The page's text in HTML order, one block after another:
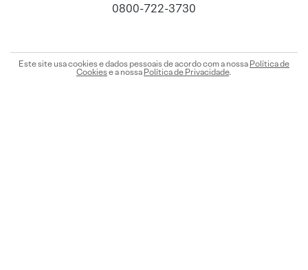
0800-722-3730
Este site usa cookies e dados pessoais de acordo com a nossa Política de
Cookiese a nossa Política de Privacidade.